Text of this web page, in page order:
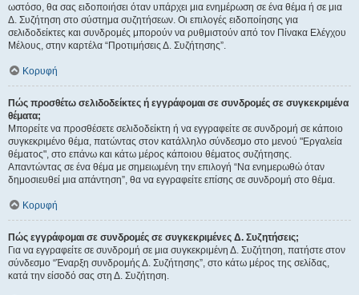
ωστόσο, θα σας ειδοποιήσει όταν υπάρχει μια ενημέρωση σε ένα θέμα ή σε μια
Δ. Συζήτηση στο σύστημα συζητήσεων. Οι επιλογές ειδοποίησης για
σελιδοδείκτες και συνδρομές μπορούν να ρυθμιστούν από τον Πίνακα Ελέγχου
Μέλους, στην καρτέλα “Προτιμήσεις Δ. Συζήτησης”.
Κορυφή
Πώς προσθέτω σελιδοδείκτες ή εγγράφομαι σε συνδρομές σε συγκεκριμένα
θέματα;
Μπορείτε να προσθέσετε σελιδοδείκτη ή να εγγραφείτε σε συνδρομή σε κάποιο
συγκεκριμένο θέμα, πατώντας στον κατάλληλο σύνδεσμο στο μενού "Εργαλεία
θέματος", στο επάνω και κάτω μέρος κάποιου θέματος συζήτησης.
Απαντώντας σε ένα θέμα με σημειωμένη την επιλογή “Να ενημερωθώ όταν
δημοσιευθεί μια απάντηση”, θα να εγγραφείτε επίσης σε συνδρομή στο θέμα.
Κορυφή
Πώς εγγράφομαι σε συνδρομές σε συγκεκριμένες Δ. Συζητήσεις;
Για να εγγραφείτε σε συνδρομή σε μια συγκεκριμένη Δ. Συζήτηση, πατήστε στον
σύνδεσμο “Έναρξη συνδρομής Δ. Συζήτησης”, στο κάτω μέρος της σελίδας,
κατά την είσοδό σας στη Δ. Συζήτηση.